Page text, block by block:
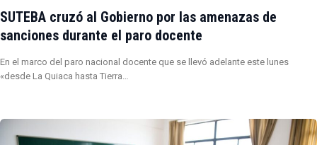
SUTEBA cruzó al Gobierno por las amenazas de
sanciones durante el paro docente
En el marco del paro nacional docente que se llevó adelante este lunes
«desde La Quiaca hasta Tierra…